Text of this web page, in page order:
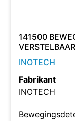
141500
INOTECH
Fabrikant
INOTECH